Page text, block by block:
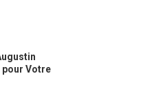
pour Votre